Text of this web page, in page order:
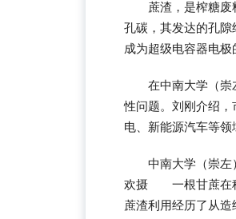
蔗渣，是榨糖
孔碳，其发达的孔
成为超级电容器电极
在中南大学（崇
性问题。刘刚介绍
电、新能源汽车等领
中南大学（崇左
欢摄 一根甘蔗在科
蔗渣利用经历了从